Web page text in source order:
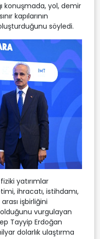
konuşmada, yol, demir
kapılarının
söyledi.
yatırımlar
ihracatı, istihdamı,
işbirliğini
vurgulayan
Tayyip Erdoğan
dolarlık ulaştırma